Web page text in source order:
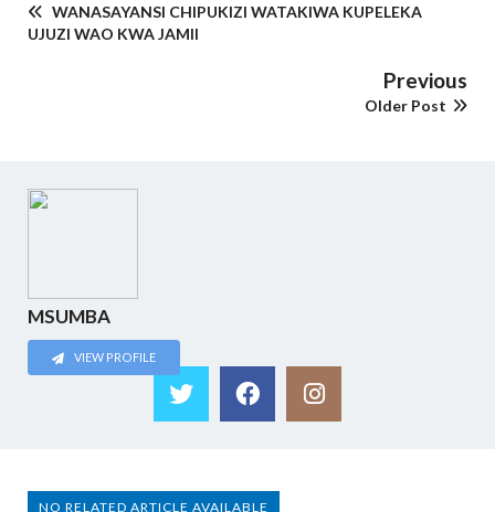
WANASAYANSI CHIPUKIZI WATAKIWA KUPELEKA
UJUZI WAO KWA JAMII
Previous
Older Post
MSUMBA
VIEW PROFILE
NO RELATED ARTICLE AVAILABLE